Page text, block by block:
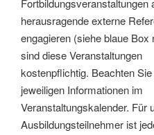
herausragende externe
engagieren (siehe blaue Box
sind diese Veranstaltungen
kostenpflichtig. Beachten
jeweiligen Informationen im
Veranstaltungskalender. Für
Ausbildungsteilnehmer ist